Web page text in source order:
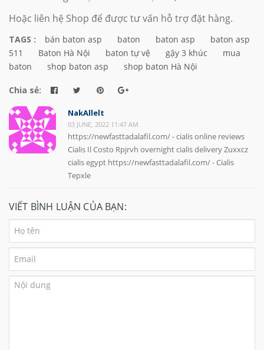
Hoặc liên hệ Shop để được tư vấn hỗ trợ đặt hàng.
TAGS : bán baton asp baton baton asp
baton asp
511
Baton Hà Nội baton tự vệ gậy 3 khúc
mua
baton
shop baton asp shop baton Hà Nội
Chia sẻ:
NakAllelt
03 JUNE, 2022 11:47 AM
https://newfasttadalafil.com/ - cialis online reviews
Cialis Il Costo Rpjrvh overnight cialis delivery Zuxxcz
cialis egypt https://newfasttadalafil.com/ - Cialis
Tepxle
VIẾT BÌNH LUẬN CỦA BẠN: